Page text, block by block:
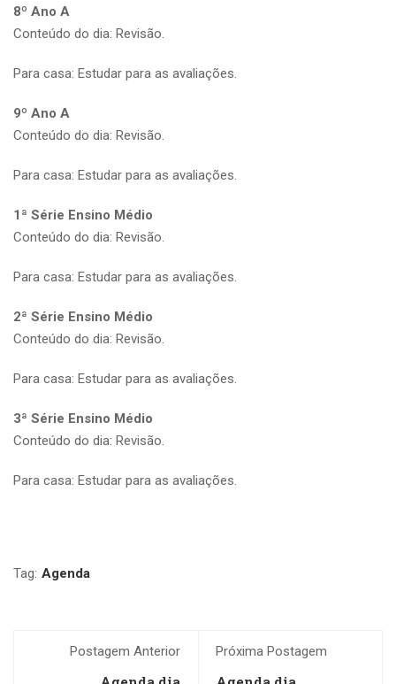
8º Ano A
Conteúdo do dia: Revisão.
Para casa: Estudar para as avaliações.
9º Ano A
Conteúdo do dia: Revisão.
Para casa: Estudar para as avaliações.
1ª Série Ensino Médio
Conteúdo do dia: Revisão.
Para casa: Estudar para as avaliações.
2ª Série Ensino Médio
Conteúdo do dia: Revisão.
Para casa: Estudar para as avaliações.
3ª Série Ensino Médio
Conteúdo do dia: Revisão.
Para casa: Estudar para as avaliações.
Tag: Agenda
Postagem Anterior Próxima Postagem